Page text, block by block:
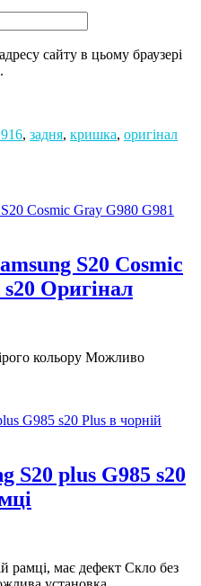
сайту в цьому браузері
, задня, кришка, оригінал
S20 Cosmic
Оригінал
кольору Можливо
S20 plus G985 s20
рамці, має дефект Скло без